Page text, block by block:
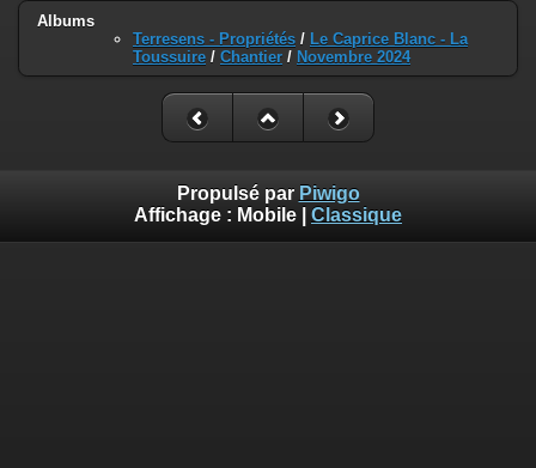
Albums
Terresens - Propriétés / Le Caprice Blanc - La
Toussuire / Chantier / Novembre 2024
Propulsé par Piwigo
Affichage : Mobile Classique